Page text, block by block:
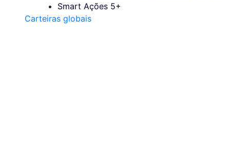
Smart Ações 5+
Carteiras globais